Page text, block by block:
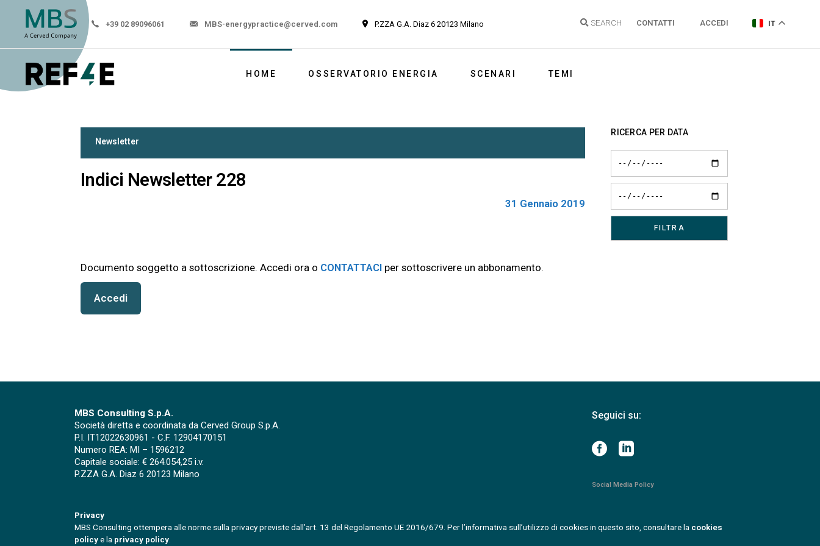
+39 02 89096061 MBS-energypractice@cerved.com P.ZZA G.A. Diaz 6 20123 Milano SEARCH CONTATTI ACCEDI IT
HOME OSSERVATORIO ENERGIA
Newsletter
SCENARI
Italia
TEMI
Energia elettrica
Energie Rinnovabili e Clima
Newsletter
Indici Newsletter 228
31 Gennaio 2019
RICERCA PER DATA
Documento soggetto a sottoscrizione. Accedi ora o CONTATTACI per sottoscrivere un abbonamento.
Accedi
MBS Consulting S.p.A.
Società diretta e coordinata da Cerved Group S.p.A.
P.I. IT12022630961 - C.F. 12904170151
Numero REA: MI – 1596212
Capitale sociale: € 264.054,25 i.v.
P.ZZA G.A. Diaz 6 20123 Milano
Seguici su:
Social Media Policy
Privacy
MBS Consulting ottempera alle norme sulla privacy previste dall’art. 13 del Regolamento UE 2016/679. Per l’informativa sull’utilizzo di cookies in questo sito, consultare la cookies
policye la privacy policy